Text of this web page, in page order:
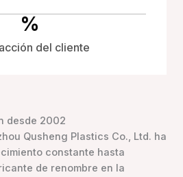
%
del cliente
desde 2002
Qusheng Plastics Co., Ltd. ha
constante hasta
de renombre en la